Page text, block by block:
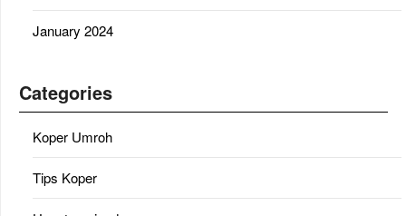
January 2024
Categories
Koper Umroh
Tips Koper